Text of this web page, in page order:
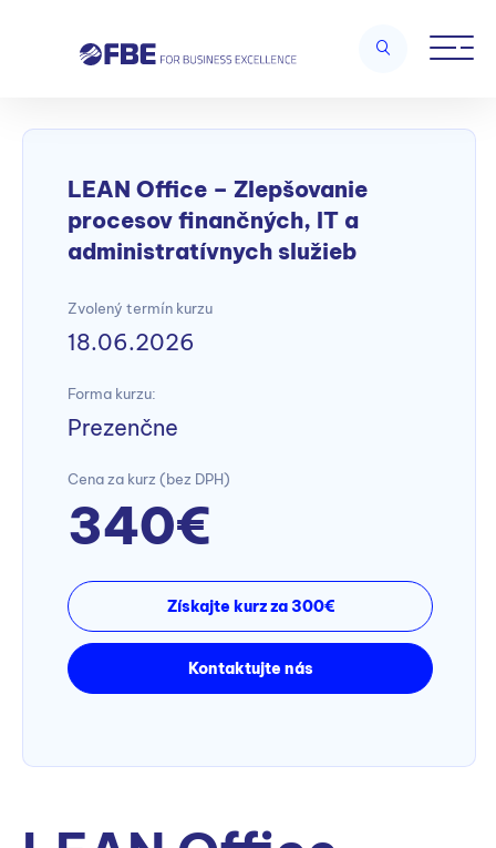
Lean management a Six Sigma/LEAN Office –
LEAN Office – Zlepšovanie
procesov finančných, IT a
administratívnych služieb
Zvolený termín kurzu
18.06.2026
Forma kurzu:
Prezenčne
Cena za kurz (bez DPH)
340€
Získajte kurz za 300€
Kontaktujte nás